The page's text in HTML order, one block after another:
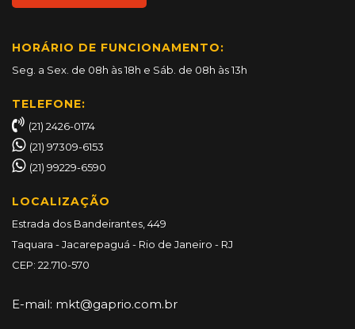
HORÁRIO DE FUNCIONAMENTO:
Seg. a Sex. de 08h às 18h e Sáb. de 08h às 13h
TELEFONE:
(21) 2426-0174
(21) 97309-6153
(21) 99229-6590
LOCALIZAÇÃO
Estrada dos Bandeirantes, 449
Taquara - Jacarepaguá - Rio de Janeiro - RJ
CEP: 22.710-570
E-mail: mkt@gaprio.com.br